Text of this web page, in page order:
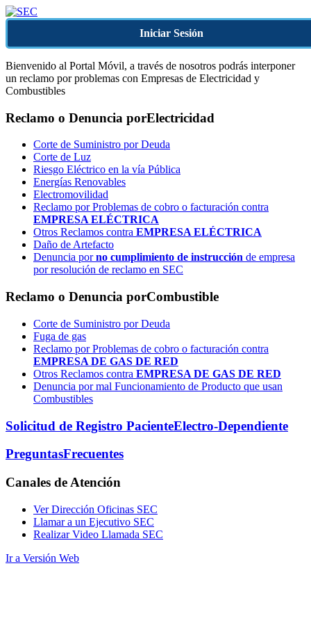
Iniciar Sesión
Bienvenido al Portal Móvil, a través de nosotros podrás interponer
un reclamo por problemas con Empresas de Electricidad y
Combustibles
Reclamo o Denuncia porElectricidad
Corte de Suministro por Deuda
Corte de Luz
Riesgo Eléctrico en la vía Pública
Energías Renovables
Electromovilidad
Reclamo por Problemas de cobro o facturación contra
EMPRESA ELÉCTRICA
Otros Reclamos contra EMPRESA ELÉCTRICA
Daño de Artefacto
Denuncia porno cumplimiento de instrucción de empresa
por resolución de reclamo en SEC
Reclamo o Denuncia porCombustible
Corte de Suministro por Deuda
Fuga de gas
Reclamo por Problemas de cobro o facturación contra
EMPRESA DE GAS DE RED
Otros Reclamos contra EMPRESA DE GAS DE RED
Denuncia por mal Funcionamiento de Producto que usan
Combustibles
Solicitud de Registro PacienteElectro-Dependiente
PreguntasFrecuentes
Canales de Atención
Ver Dirección Oficinas SEC
Llamar a un Ejecutivo SEC
Realizar Video Llamada SEC
Ir a Versión Web